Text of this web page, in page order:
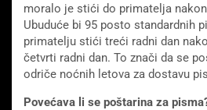
moralo je stići do primatelja nakon
Ubuduće bi 95 posto standardnih
primatelju stići treći radni dan
četvrti radni dan. To znači da se
odriče noćnih letova za dostavu
Povećava li se poštarina za